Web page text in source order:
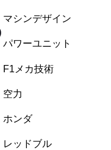
マシンデザイン
パワーユニット
F1メカ技術
空力
ホンダ
レッドブル